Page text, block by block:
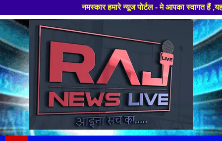
नमस्कार हमारे न्यूज पोर्टल - मे आपका स्वागत हैं ,यहाँ आपको
Skip
to
content